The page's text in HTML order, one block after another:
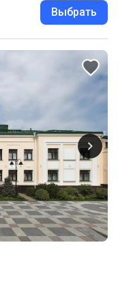
Выбрать